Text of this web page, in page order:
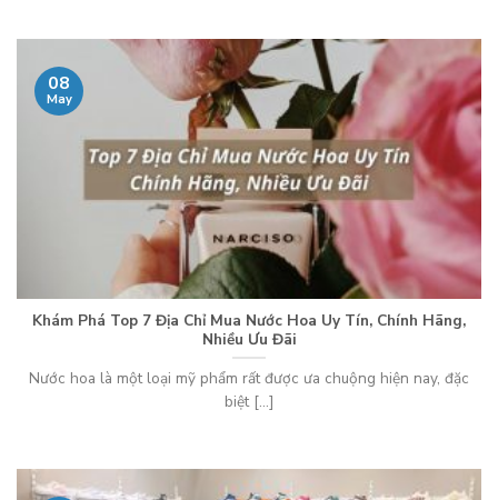
Khám Phá Top 7 Địa Chỉ Mua Nước Hoa Uy Tín, Chính Hãng,
Nhiều Ưu Đãi
Nước hoa là một loại mỹ phẩm rất được ưa chuộng hiện nay, đặc
biệt [...]
08
May